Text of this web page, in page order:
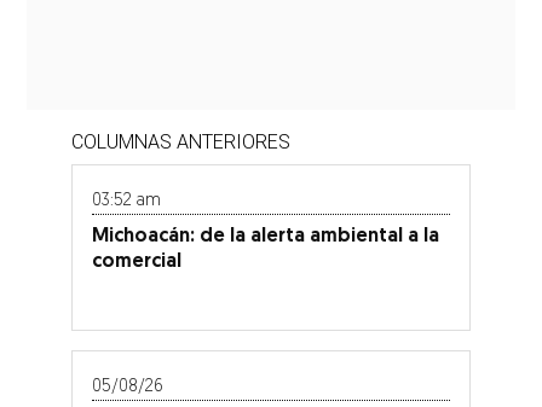
COLUMNAS ANTERIORES
03:52 am
Michoacán: de la alerta ambiental a la
comercial
05/08/26